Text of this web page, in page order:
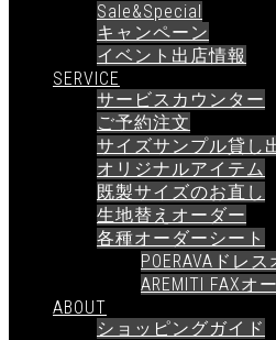
Sale&Special
キャンペーン
イベント出店情報
SERVICE
サービスカウンター
ご予約注文
サイズサンプル貸し
オリジナルアイテム
既製サイズのお直し
生地替えオーダー
各種オーダーシート
POERAVAドレ
AREMITI FAXオ
ABOUT
ショッピングガイド